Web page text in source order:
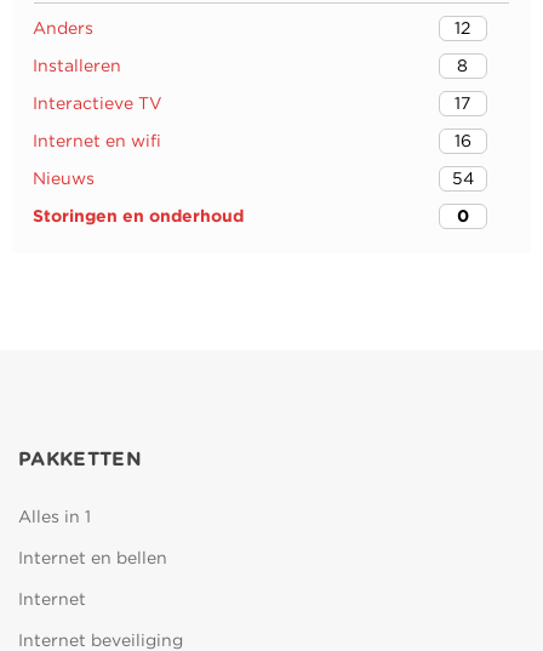
Anders
12
Installeren
8
Interactieve TV
17
Internet en wifi
16
Nieuws
54
Storingen en onderhoud
0
PAKKETTEN
Alles in 1
Internet en bellen
Internet
Internet beveiliging